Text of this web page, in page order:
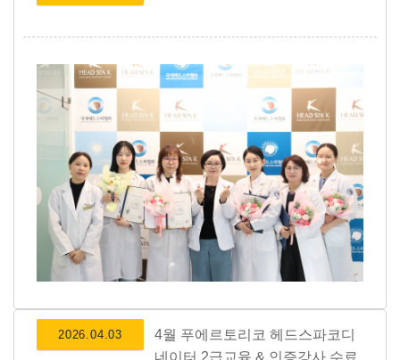
2026.04.03
4월 푸에르토리코 헤드스파코디